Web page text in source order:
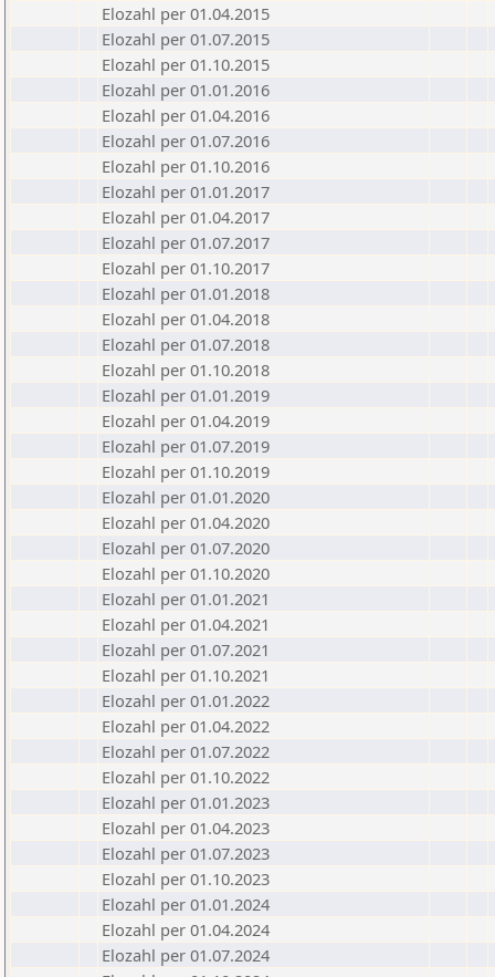
Elozahl per 01.04.2015
Elozahl per 01.07.2015
Elozahl per 01.10.2015
Elozahl per 01.01.2016
Elozahl per 01.04.2016
Elozahl per 01.07.2016
Elozahl per 01.10.2016
Elozahl per 01.01.2017
Elozahl per 01.04.2017
Elozahl per 01.07.2017
Elozahl per 01.10.2017
Elozahl per 01.01.2018
Elozahl per 01.04.2018
Elozahl per 01.07.2018
Elozahl per 01.10.2018
Elozahl per 01.01.2019
Elozahl per 01.04.2019
Elozahl per 01.07.2019
Elozahl per 01.10.2019
Elozahl per 01.01.2020
Elozahl per 01.04.2020
Elozahl per 01.07.2020
Elozahl per 01.10.2020
Elozahl per 01.01.2021
Elozahl per 01.04.2021
Elozahl per 01.07.2021
Elozahl per 01.10.2021
Elozahl per 01.01.2022
Elozahl per 01.04.2022
Elozahl per 01.07.2022
Elozahl per 01.10.2022
Elozahl per 01.01.2023
Elozahl per 01.04.2023
Elozahl per 01.07.2023
Elozahl per 01.10.2023
Elozahl per 01.01.2024
Elozahl per 01.04.2024
Elozahl per 01.07.2024